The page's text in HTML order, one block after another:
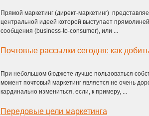
Прямой маркетинг (директ-маркетинг)
центральной идеей которой выступает
сообщения (business-to-consumer), или ...
Почтовые рассылки сегодня: как
При небольшом бюджете лучше пользоваться
момент почтовый маркетинг является не очень
кардинально измениться, если, к примеру, ...
Передовые цели маркетинга